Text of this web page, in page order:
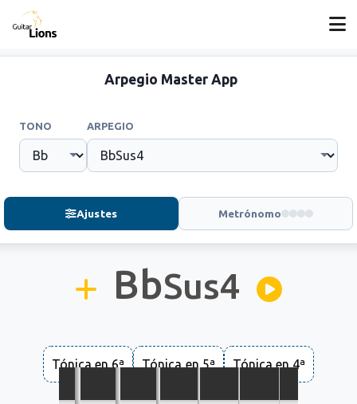
Arpegio Master App
TONO ARPEGIO
Ajustes Metrónomo
BbSus4
Tónica en 6ª Tónica en 5ª Tónica en 4ª